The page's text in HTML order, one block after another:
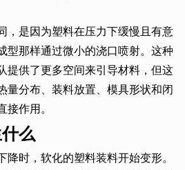
，是因为塑料在压力下缓慢且有意
型那样通过微小的浇口喷射。这种
提供了更多空间来引导材料，但这
量分布、装料放置、模具形状和闭
作用。
么
降时，软化的塑料装料开始变形。